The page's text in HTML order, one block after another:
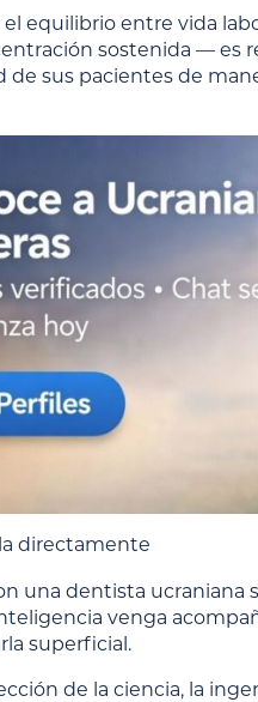
equilibrio entre vida
sostenida — es
de sus pacientes de
directamente
una dentista
venga
superficial.
de la ciencia, la